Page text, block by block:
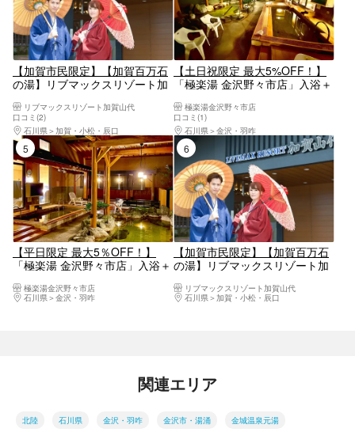
【加賀市民限定】【加賀百万石
の湯】リブマックスリゾート加
リブマックスリゾート加賀山代
口コミ(2)
石川県
加賀・小松・辰口
【土日祝限定 最大5%OFF！】
「極楽湯 金沢野々市店」入浴＋
セットは大人のみ
極楽湯金沢野々市店
口コミ(1)
石川県
金沢・羽咋
5位
【平日限定 最大5％OFF！】
「極楽湯 金沢野々市店」入浴＋
セットは大人のみ
極楽湯金沢野々市店
石川県
金沢・羽咋
6位
【加賀市民限定】【加賀百万石
の湯】リブマックスリゾート加
スタオル）
リブマックスリゾート加賀山代
石川県
加賀・小松・辰口
関連エリア
北陸 石川県 金沢・羽咋 金沢市・湯涌 金城温泉元湯